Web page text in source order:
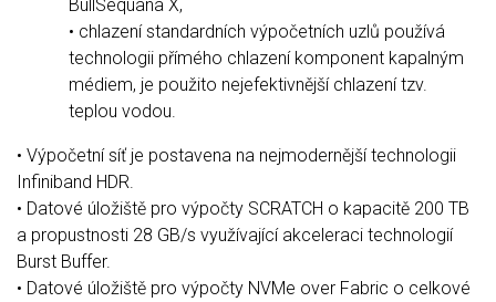
BullSequana X,
• chlazení standardních výpočetních uzlů používá
technologii přímého chlazení komponent kapalným
médiem, je použito nejefektivnější chlazení tzv.
teplou vodou.
• Výpočetní síť je postavena na nejmodernější technologii
Infiniband HDR.
• Datové úložiště pro výpočty SCRATCH o kapacitě 200 TB
a propustnosti 28 GB/s využívající akceleraci technologií
Burst Buffer.
• Datové úložiště pro výpočty NVMe over Fabric o celkové